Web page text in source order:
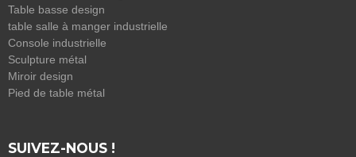
Table basse design
table salle à manger industrielle
Console industrielle
Sculpture métal
Miroir design
Pied de table métal
SUIVEZ-NOUS !